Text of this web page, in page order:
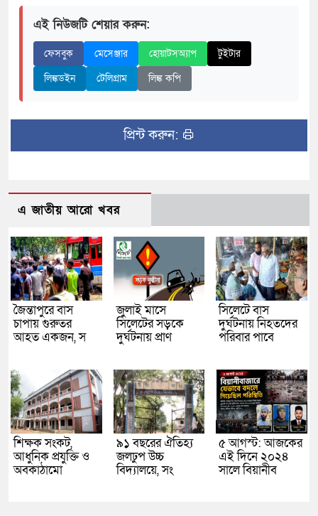
এই নিউজটি শেয়ার করুন:
ফেসবুক মেসেঞ্জার হোয়াটসঅ্যাপ
টুইটার
লিঙ্কডইন
টেলিগ্রাম লিঙ্ক কপি
প্রিন্ট করুন:
এ জাতীয় আরো খবর
জৈন্তাপুরে বাস
চাপায় গুরুতর
আহত একজন, স
জুলাই মাসে
সিলেটের সড়কে
দুর্ঘটনায় প্রাণ
সিলেটে বাস
দুর্ঘটনায় নিহতদের
পরিবার পাবে
শিক্ষক সংকট,
আধুনিক প্রযুক্তি ও
অবকাঠামো
৯১ বছরের ঐতিহ্য
জলঢুপ উচ্চ
বিদ্যালয়ে, সং
৫ আগস্ট: আজকের
এই দিনে ২০২৪
সালে বিয়ানীব